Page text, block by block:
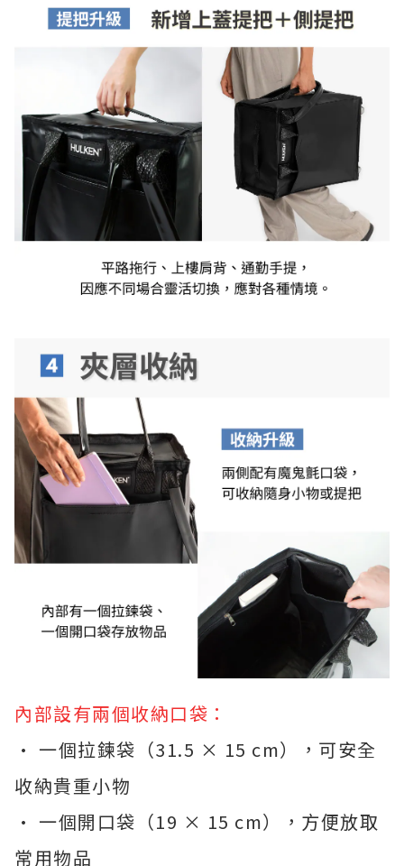
內部設有兩個收納口袋：
• 一個拉鍊袋（31.5 × 15 cm），可安全
收納貴重小物
• 一個開口袋（19 × 15 cm），方便放取
常用物品